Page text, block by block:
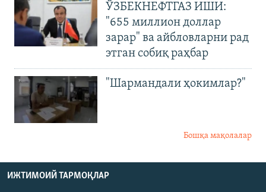
ЎЗБЕКНЕФТГАЗ ИШИ:
"655 миллион доллар
зарар" ва айбловларни рад
этган собиқ раҳбар
"Шармандали ҳокимлар?"
Бошқа мақолалар
ИЖТИМОИЙ ТАРМОҚЛАР